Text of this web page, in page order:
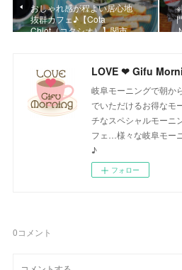
おしゃれ感が程よい居心地
抜群カフェ♪【Cota
Chiot（コタシオ）】関市…
岐阜モーニングで朝
でいただけるお得なモ
チなスペシャルモーニ
フェ…様々な岐阜モー
♪
フォロー
0コメント